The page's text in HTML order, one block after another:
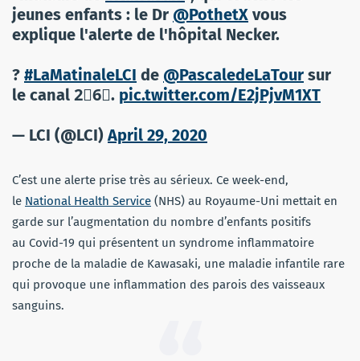
jeunes enfants : le Dr @PothetX vous
explique l'alerte de l'hôpital Necker.
? #LaMatinaleLCI de @PascaledeLaTour sur
le canal 2⃣6⃣. pic.twitter.com/E2jPjvM1XT
— LCI (@LCI)April 29, 2020
C’est une alerte prise très au sérieux. Ce week-end,
le National Health Service (NHS) au Royaume-Uni mettait en
garde sur l’augmentation du nombre d’enfants positifs
au Covid-19 qui présentent un syndrome inflammatoire
proche de la maladie de Kawasaki, une maladie infantile rare
qui provoque une inflammation des parois des vaisseaux
sanguins.